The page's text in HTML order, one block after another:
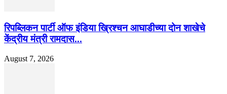
रिपब्लिकन पार्टी ऑफ इंडिया ख्रिश्चन आघाडीच्या दोन शाखेचे
केंद्रीय मंत्री रामदास...
August 7, 2026